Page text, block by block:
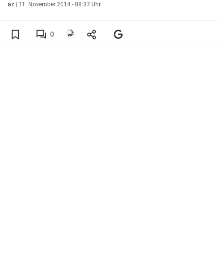
az | 11. November 2014 - 08:37 Uhr
0